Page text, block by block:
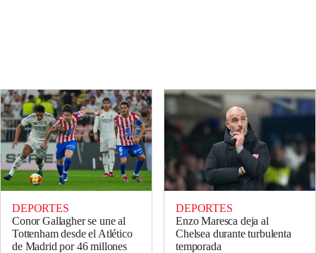
DEPORTES
Conor Gallagher se une al
Tottenham desde el Atlético
de Madrid por 46 millones
DEPORTES
Enzo Maresca deja al
Chelsea durante turbulenta
temporada